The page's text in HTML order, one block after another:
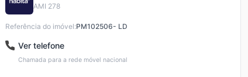
AMI 278
Referência do imóvel:PM102506- LD
Ver telefone
Chamada para a rede móvel nacional